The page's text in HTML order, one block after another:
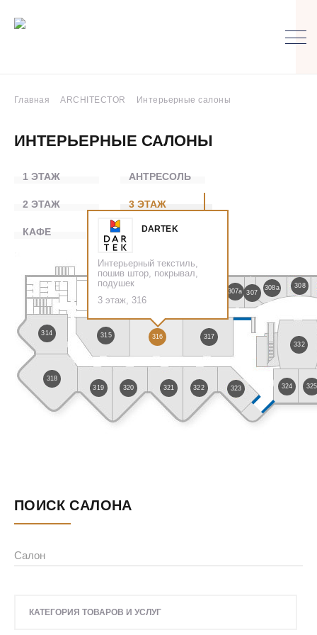
Главная ARCHITECTOR Интерьерные салоны
ИНТЕРЬЕРНЫЕ САЛОНЫ
307а 307
308
314 315 316
DARTEK
Интерьерный текстиль,
пошив штор, покрывал,
подушек
3 этаж, 316
317
318
319
320 321 322 323 324 325
308a
332
1 ЭТАЖ АНТРЕСОЛЬ
2 ЭТАЖ 3 ЭТАЖ
КАФЕ БИБЛИОТЕКА
ПОИСК САЛОНА
КАТЕГОРИЯ ТОВАРОВ И УСЛУГ